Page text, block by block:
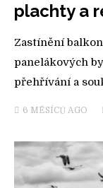
plachty a
Zastínění
panelákových
přehřívání a
6 MĚSÍCŮ AGO